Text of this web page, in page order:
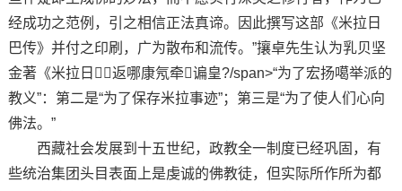
经成功之范例，引之相信正法真谛。因此撰写这部《米拉日
巴传》并付之印刷，广为散布和流传。”攘卓先生认为乳贝坚
金著《米拉日返哪康氖牵谝皇?/span>“为了宏扬噶举派的
教义”：第二是“为了保存米拉事迹”；第三是“为了使人们心向
佛法。”
西藏社会发展到十五世纪，政教全一制度已经巩固，有
些统治集团头目表面上是虔诚的佛教徒，但实际所作所为都